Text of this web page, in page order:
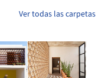
Ver todas las carpetas